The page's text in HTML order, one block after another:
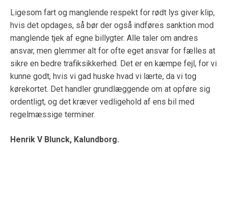
Ligesom fart og manglende respekt for rødt lys giver klip,
hvis det opdages, så bør der også indføres sanktion mod
manglende tjek af egne billygter. Alle taler om andres
ansvar, men glemmer alt for ofte eget ansvar for fælles at
sikre en bedre trafiksikkerhed. Det er en kæmpe fejl, for vi
kunne godt, hvis vi gad huske hvad vi lærte, da vi tog
kørekortet. Det handler grundlæggende om at opføre sig
ordentligt, og det kræver vedligehold af ens bil med
regelmæssige terminer.
Henrik V Blunck, Kalundborg.